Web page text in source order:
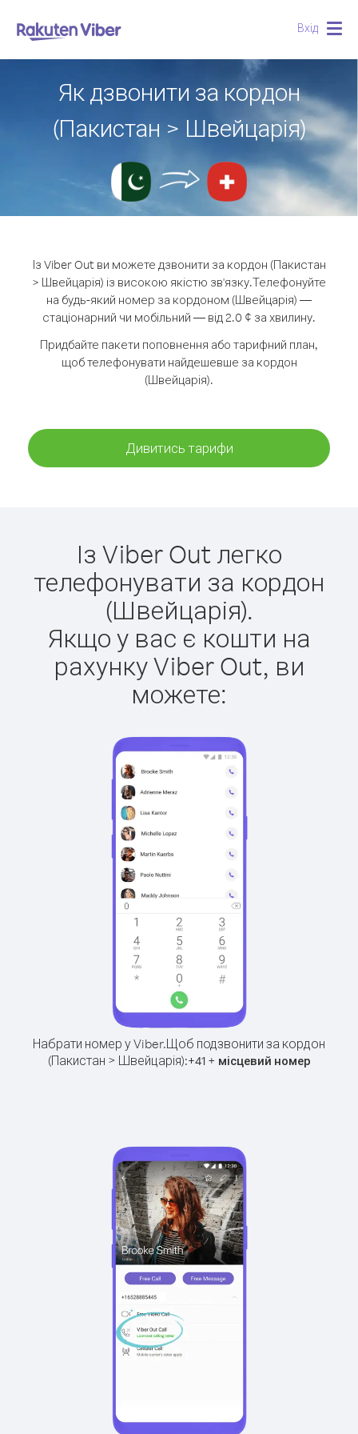
Вхід
Як дзвонити за кордон
(Пакистан > Швейцарія)
Із Viber Out ви можете дзвонити за кордон (Пакистан
> Швейцарія) із високою якістю зв'язку.Телефонуйте
на будь-який номер за кордоном (Швейцарія) —
стаціонарний чи мобільний — від 2.0 ¢ за хвилину.
Придбайте пакети поповнення або тарифний план,
щоб телефонувати найдешевше за кордон
(Швейцарія).
Дивитись тарифи
Із Viber Out легко
телефонувати за кордон
(Швейцарія).
Якщо у вас є кошти на
рахунку Viber Out, ви
можете:
Набрати номер у Viber.Щоб подзвонити за кордон
(Пакистан > Швейцарія):+41+ місцевий номер